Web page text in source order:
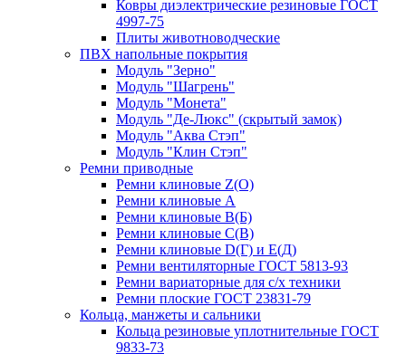
Ковры диэлектрические резиновые ГОСТ
4997-75
Плиты животноводческие
ПВХ напольные покрытия
Модуль "Зерно"
Модуль "Шагрень"
Модуль "Монета"
Модуль "Де-Люкс" (скрытый замок)
Модуль "Аква Стэп"
Модуль "Клин Стэп"
Ремни приводные
Ремни клиновые Z(О)
Ремни клиновые А
Ремни клиновые В(Б)
Ремни клиновые С(В)
Ремни клиновые D(Г) и Е(Д)
Ремни вентиляторные ГОСТ 5813-93
Ремни вариаторные для с/х техники
Ремни плоские ГОСТ 23831-79
Кольца, манжеты и сальники
Кольца резиновые уплотнительные ГОСТ
9833-73